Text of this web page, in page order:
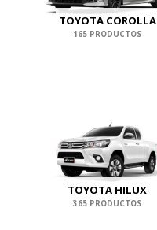
TOYOTA COROLLA
165 PRODUCTOS
TOYOTA HILUX
365 PRODUCTOS